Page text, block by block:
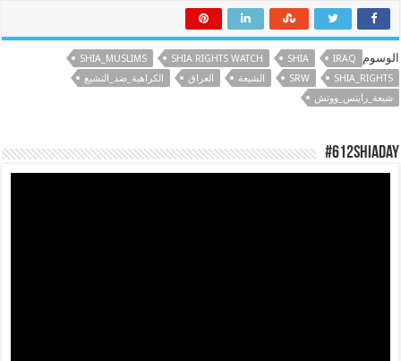
الوسوم IRAQ
SHIA
SHIA RIGHTS WATCH
SHIA_MUSLIMS
SHIA_RIGHTS
SRW الشيعة العراق
الكراهية_ضد_التشيع
شيعة_رايتس_ووتش
#612ShiaDay